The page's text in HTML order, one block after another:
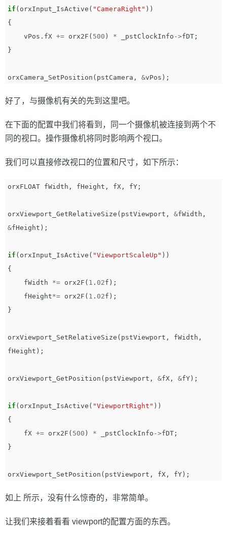
if ( orxInput_IsActive ( "CameraRight" ))
{
vPos . fX += orx2F ( 500 ) * _pstClockInfo ->fDT ;
}
orxCamera_SetPosition ( pstCamera , &vPos );
好了，与摄像机有关的先到这里吧。
在下面的配置中我们将看到，同一个摄像机被连接到两个不
同的视口。操作摄像机将同时影响两个视口。
我们可以直接修改视口的位置和尺寸，如下所示：
orxFLOAT fWidth , fHeight , fX , fY ;
orxViewport_GetRelativeSize ( pstViewport , &fWidth ,
&fHeight );
if ( orxInput_IsActive ( "ViewportScaleUp" ))
{
fWidth
*= orx2F ( 1 . 02f );
fHeight*= orx2F ( 1 . 02f );
}
orxViewport_SetRelativeSize ( pstViewport , fWidth ,
fHeight );
orxViewport_GetPosition ( pstViewport , &fX , &fY );
if ( orxInput_IsActive ( "ViewportRight" ))
{
fX += orx2F ( 500 ) * _pstClockInfo ->fDT ;
}
orxViewport_SetPosition ( pstViewport , fX , fY );
如上 所示，没有什么惊奇的，非常简单。
让我们来接着看看 viewport的配置方面的东西。